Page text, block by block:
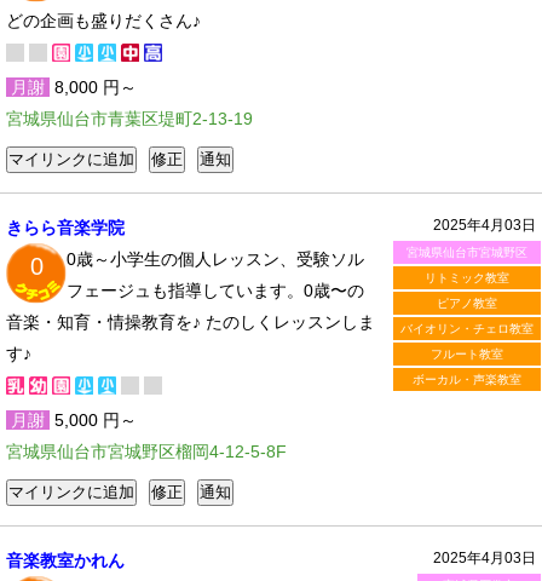
どの企画も盛りだくさん♪
月謝 8,000 円～
宮城県仙台市青葉区堤町2-13-19
2025年4月03日
宮城県仙台市宮城野区
リトミック教室
ピアノ教室
バイオリン・チェロ教室
フルート教室
ボーカル・声楽教室
きらら音楽学院
0
0歳～小学生の個人レッスン、受験ソル
フェージュも指導しています。0歳〜の
音楽・知育・情操教育を♪ たのしくレッスンしま
す♪
月謝 5,000 円～
宮城県仙台市宮城野区榴岡4-12-5-8F
2025年4月03日
音楽教室かれん